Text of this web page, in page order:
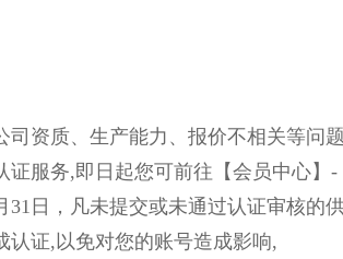
资质、生产能力、报价不相关等问
服务,即日起您可前往【会员中心】-
日，凡未提交或未通过认证审核的
认证,以免对您的账号造成影响,